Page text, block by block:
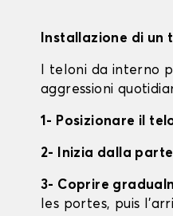
Installazione di un
I teloni da interno
aggressioni
1- Posizionare il
2- Inizia dalla
3- Coprire
les portes, puis